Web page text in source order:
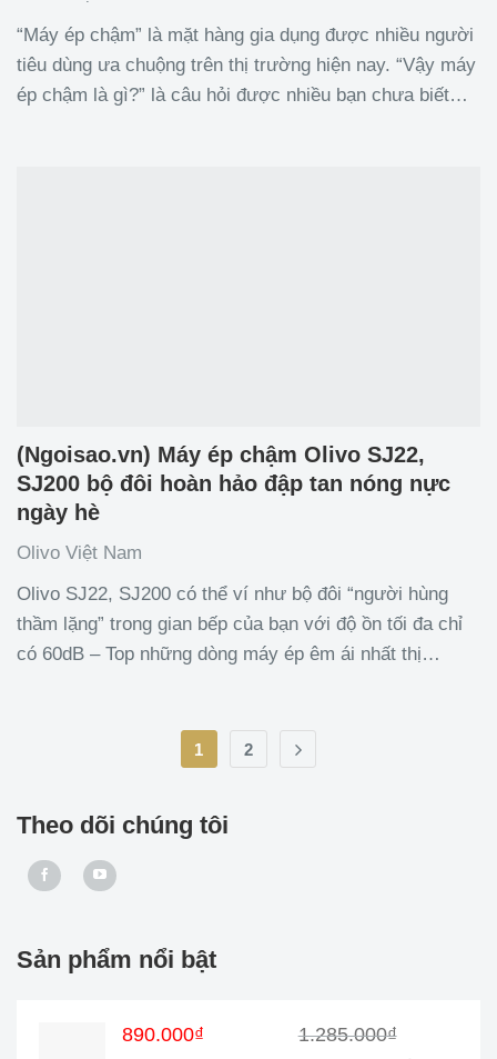
“Máy ép chậm” là mặt hàng gia dụng được nhiều người
tiêu dùng ưa chuộng trên thị trường hiện nay. “Vậy máy
ép chậm là gì?” là câu hỏi được nhiều bạn chưa biết
(Ngoisao.vn) Máy ép chậm Olivo SJ22,
SJ200 bộ đôi hoàn hảo đập tan nóng nực
ngày hè
Olivo Việt Nam
Olivo SJ22, SJ200 có thể ví như bộ đôi “người hùng
thầm lặng” trong gian bếp của bạn với độ ồn tối đa chỉ
có 60dB – Top những dòng máy ép êm ái nhất thị
1 2
Theo dõi chúng tôi
Sản phẩm nổi bật
1.285.000₫
Giá
890.000₫
Giá